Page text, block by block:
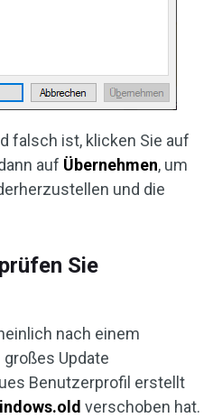
falsch ist, klicken Sie auf
auf Übernehmen, um
und die
Sie
nach einem
Update
Benutzerprofil erstellt
verschoben hat.